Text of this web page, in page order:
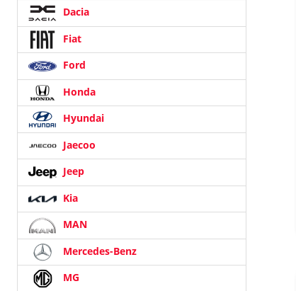
Dacia
Fiat
Ford
Honda
Hyundai
Jaecoo
Jeep
Kia
MAN
Mercedes-Benz
MG